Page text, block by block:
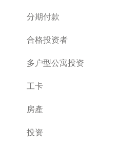
分期付款
合格投资者
多户型公寓投资
工卡
房產
投资